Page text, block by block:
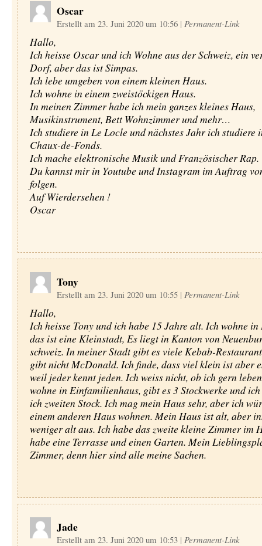
Oscar
Erstellt am 23. Juni 2020 um 10:56 | Permanent-Link
Hallo,
Ich heisse Oscar und ich Wohne aus der Schweiz, ein
Dorf, aber das ist Simpas.
Ich lebe umgeben von einem kleinen Haus.
Ich wohne in einem zweistöckigen Haus.
In meinen Zimmer habe ich mein ganzes kleines Haus,
Musikinstrument, Bett Wohnzimmer und mehr…
Ich studiere in Le Locle und nächstes Jahr ich studiere
Chaux-de-Fonds.
Ich mache elektronische Musik und Französischer Rap.
Du kannst mir in Youtube und Instagram im Auftrag
folgen.
Auf Wierdersehen !
Oscar
Tony
Erstellt am 23. Juni 2020 um 10:55 | Permanent-Link
Hallo,
Ich heisse Tony und ich habe 15 Jahre alt. Ich wohne
das ist eine Kleinstadt, Es liegt in Kanton von
schweiz. In meiner Stadt gibt es viele Kebab-
gibt nicht McDonald. Ich finde, dass viel klein ist aber
weil jeder kennt jeden. Ich weiss nicht, ob ich gern
wohne in Einfamilienhaus, gibt es 3 Stockwerke und
ich zweiten Stock. Ich mag mein Haus sehr, aber ich
einem anderen Haus wohnen. Mein Haus ist alt, aber
weniger alt aus. Ich habe das zweite kleine Zimmer im
habe eine Terrasse und einen Garten. Mein
Zimmer, denn hier sind alle meine Sachen.
Jade
Erstellt am 23. Juni 2020 um 10:53 | Permanent-Link